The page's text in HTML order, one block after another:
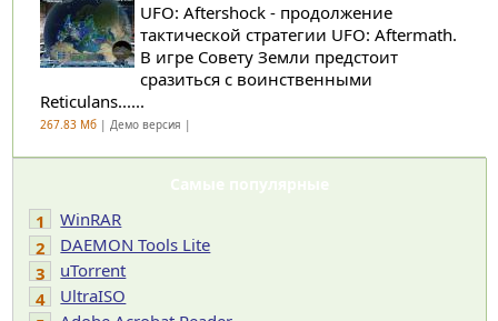
UFO: Aftershock - продолжение
тактической стратегии UFO: Aftermath.
В игре Совету Земли предстоит
сразиться с воинственными
Reticulans......
267.83 Мб| Демо версия |
Самые популярные
1
WinRAR
2
DAEMON Tools Lite
3
uTorrent
4
UltraISO